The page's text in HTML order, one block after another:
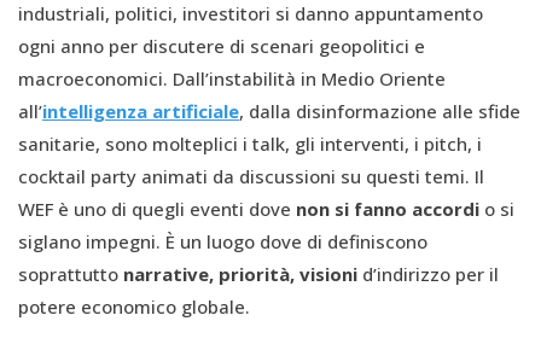
industriali, politici, investitori si danno appuntamento
ogni anno per discutere di scenari geopolitici e
macroeconomici. Dall’instabilità in Medio Oriente
all’intelligenza artificiale, dalla disinformazione alle sfide
sanitarie, sono molteplici i talk, gli interventi, i pitch, i
cocktail party animati da discussioni su questi temi. Il
WEF è uno di quegli eventi dove non si fanno accordi o si
siglano impegni. È un luogo dove di definiscono
soprattutto narrative, priorità, visioni d’indirizzo per il
potere economico globale.